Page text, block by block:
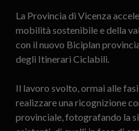
La Provincia di Vicenza
mobilità sostenibile e della
con il nuovo Biciplan
degli Itinerari Ciclabili.
Il lavoro svolto, ormai alle
realizzare una ricognizione
provinciale, fotografando la